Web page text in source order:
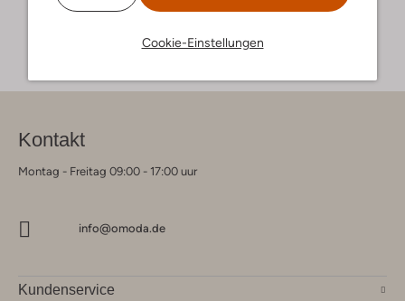
Cookie-Einstellungen
Kontakt
Montag - Freitag 09:00 - 17:00 uur
info@omoda.de
Kundenservice